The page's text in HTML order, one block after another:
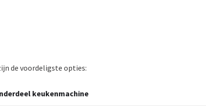
de voordeligste opties:
keukenmachine